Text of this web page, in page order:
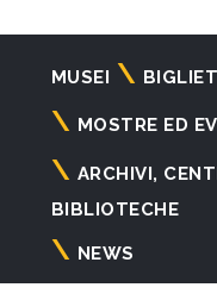
principale
MUSEI
MOSTRE ED
ARCHIVI,
BIBLIOTECHE
NEWS